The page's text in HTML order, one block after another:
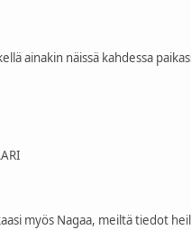
ainakin näissä kahdessa
myös Nagaa, meiltä tiedot